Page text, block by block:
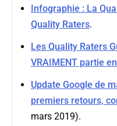
Infographie : La
Quality Raters.
Les Quality Raters
VRAIMENT partie
Update Google de
premiers retours,
mars 2019).